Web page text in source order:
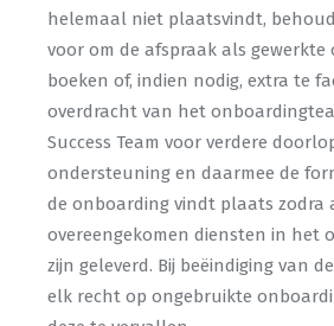
helemaal niet plaatsvindt,
voor om de afspraak als
boeken of, indien nodig, extra te
overdracht van het
Success Team voor verdere
ondersteuning en daarmee de
de onboarding vindt plaats zodra
overeengekomen diensten in het
zijn geleverd. Bij beëindiging van
elk recht op ongebruikte